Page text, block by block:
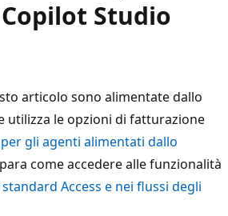
Studio
articolo sono alimentate dallo
utilizza le opzioni di fatturazione
gli agenti alimentati dallo
come accedere alle funzionalità
Access e nei flussi degli